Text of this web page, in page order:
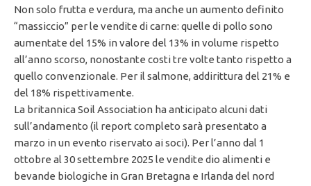
Non solo frutta e verdura, ma anche un aumento definito
“massiccio” per le vendite di carne: quelle di pollo sono
aumentate del 15% in valore del 13% in volume rispetto
all’anno scorso, nonostante costi tre volte tanto rispetto a
quello convenzionale. Per il salmone, addirittura del 21% e
del 18% rispettivamente.
La britannica Soil Association ha anticipato alcuni dati
sull’andamento (il report completo sarà presentato a
marzo in un evento riservato ai soci). Per l’anno dal 1
ottobre al 30 settembre 2025 le vendite dio alimenti e
bevande biologiche in Gran Bretagna e Irlanda del nord